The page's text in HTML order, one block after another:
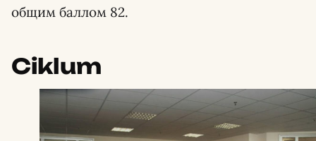
общим баллом 82.
Ciklum